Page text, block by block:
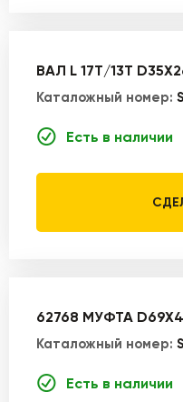
ВАЛ L 17T/13T
Каталожный номер:
Есть в наличии
62768 МУФТА
Каталожный номер:
Есть в наличии